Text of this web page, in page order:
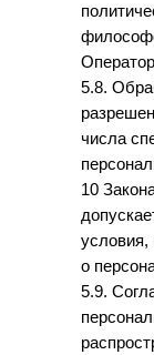
5.8.
числа
10
условия,
о
5.9.